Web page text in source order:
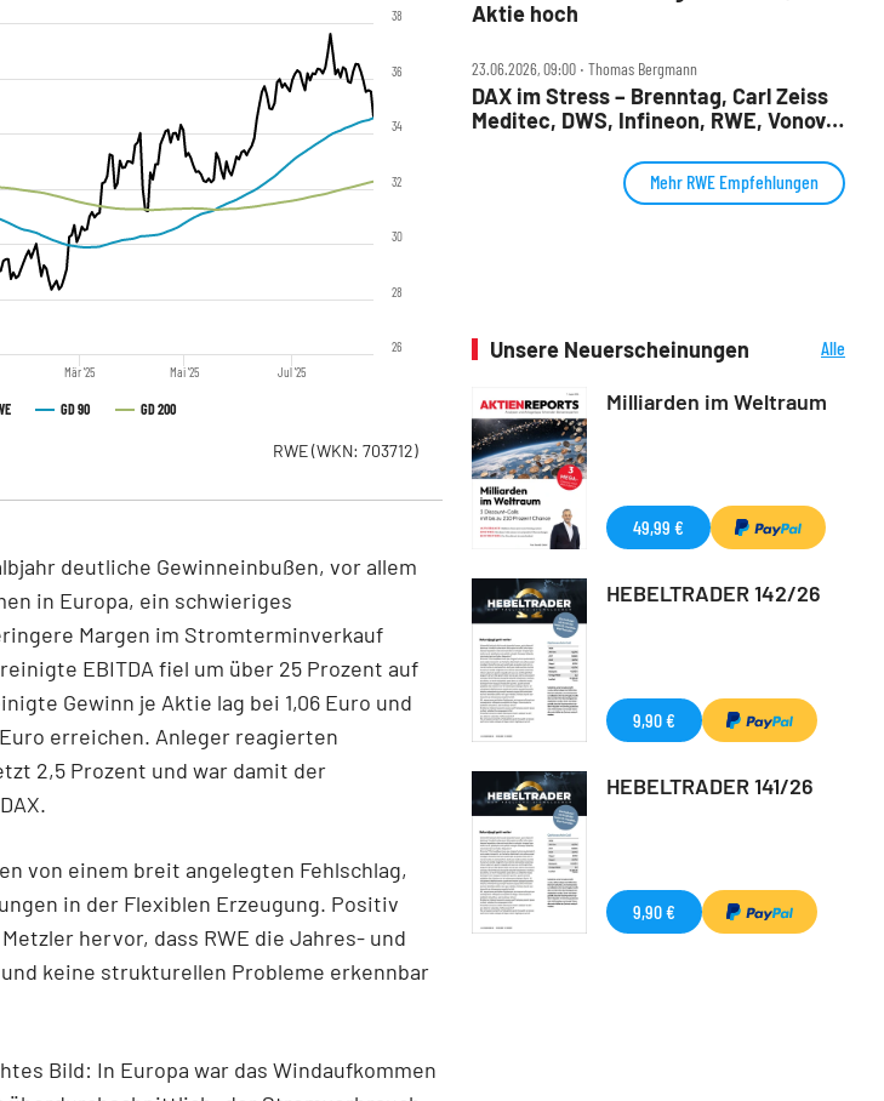
GD 90 GD 200
Mär '25 Mai '25 Jul '25
26
28
30
32
34
36
38
RWE(WKN: 703712)
deutliche Gewinneinbußen, vor allem
in Europa, ein schwieriges
Margen im Stromterminverkauf
EBITDA fiel um über 25 Prozent auf
Gewinn je Aktie lag bei 1,06 Euro und
erreichen. Anleger reagierten
2,5 Prozent und war damit der
von einem breit angelegten Fehlschlag,
in der Flexiblen Erzeugung. Positiv
hervor, dass RWE die Jahres- und
keine strukturellen Probleme erkennbar
Bild: In Europa war das Windaufkommen
Aktie hoch
23.06.2026, 09:00 ‧ Thomas Bergmann
DAX im Stress – Brenntag, Carl Zeiss
Meditec, DWS, Infineon, RWE, Vonovia
Mehr RWE Empfehlungen
Unsere Neuerscheinungen
Alle
Milliarden im Weltraum
49,99 €
HEBELTRADER 142/26
9,90 €
HEBELTRADER 141/26
9,90 €